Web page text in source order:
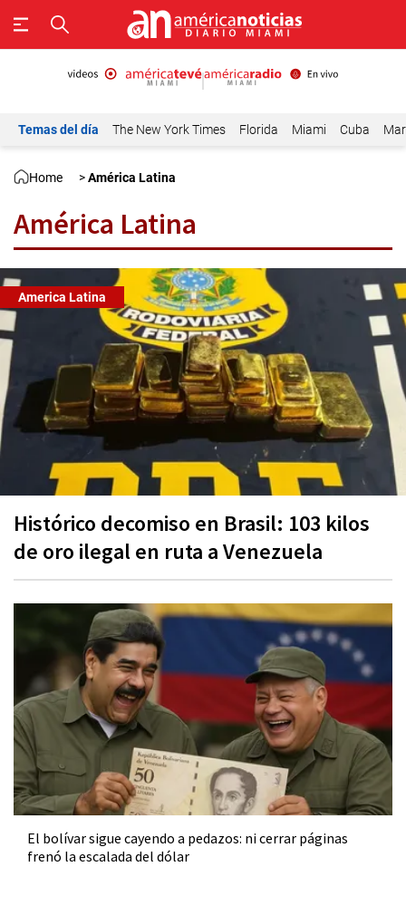
Temas del día The New York Times Florida Miami Cuba
Home >América Latina
América Latina
America Latina
Histórico decomiso en Brasil: 103 kilos
de oro ilegal en ruta a Venezuela
El bolívar sigue cayendo a pedazos: ni cerrar páginas
frenó la escalada del dólar